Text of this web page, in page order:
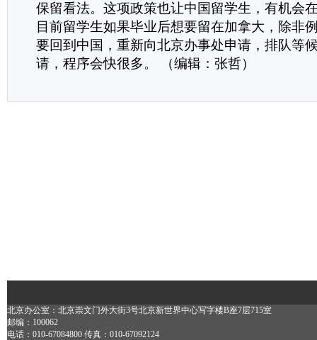
保留看法。这项政策也让中国留学生，有机会
目前留学生如果毕业后想要留在加拿大，除非
要回到中国，重新向北京办事处申请，排队等
请，程序会快很多。 （编辑：张哲）
北京办公室：北京崇文门外大街3号北京新世界中心写字楼B座7层715室
邮编：100062
电话：010-67084800 传真：010-67092124